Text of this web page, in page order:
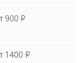
900 P
1400 P